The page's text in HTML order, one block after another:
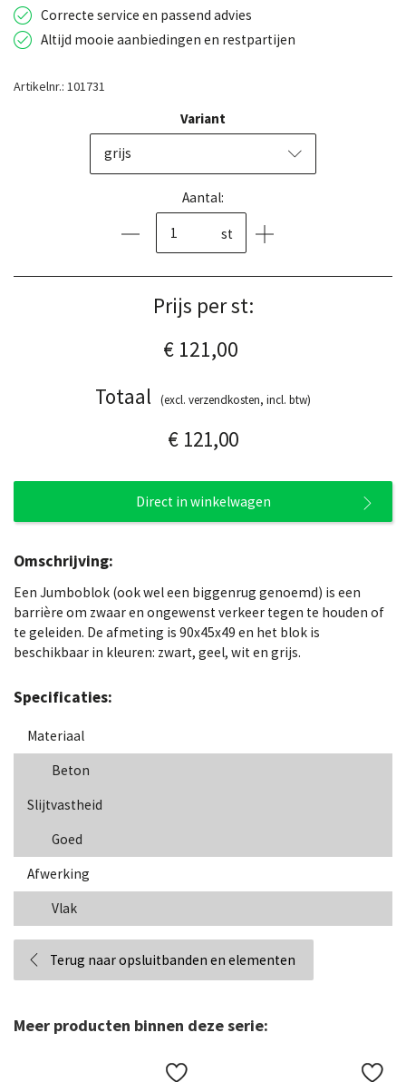
Correcte service en passend advies
Altijd mooie aanbiedingen en restpartijen
Artikelnr.: 101731
Variant
grijs
Aantal:
st
Prijs per st:
€ 121,00
Totaal
(excl. verzendkosten, incl. btw)
€ 121,00
Direct in winkelwagen
Omschrijving:
Een Jumboblok (ook wel een biggenrug genoemd) is een
barrière om zwaar en ongewenst verkeer tegen te houden of
te geleiden. De afmeting is 90x45x49 en het blok is
beschikbaar in kleuren: zwart, geel, wit en grijs.
Specificaties:
Materiaal
Beton
Slijtvastheid
Goed
Afwerking
Vlak
Terug naar opsluitbanden en elementen
Meer producten binnen deze serie: